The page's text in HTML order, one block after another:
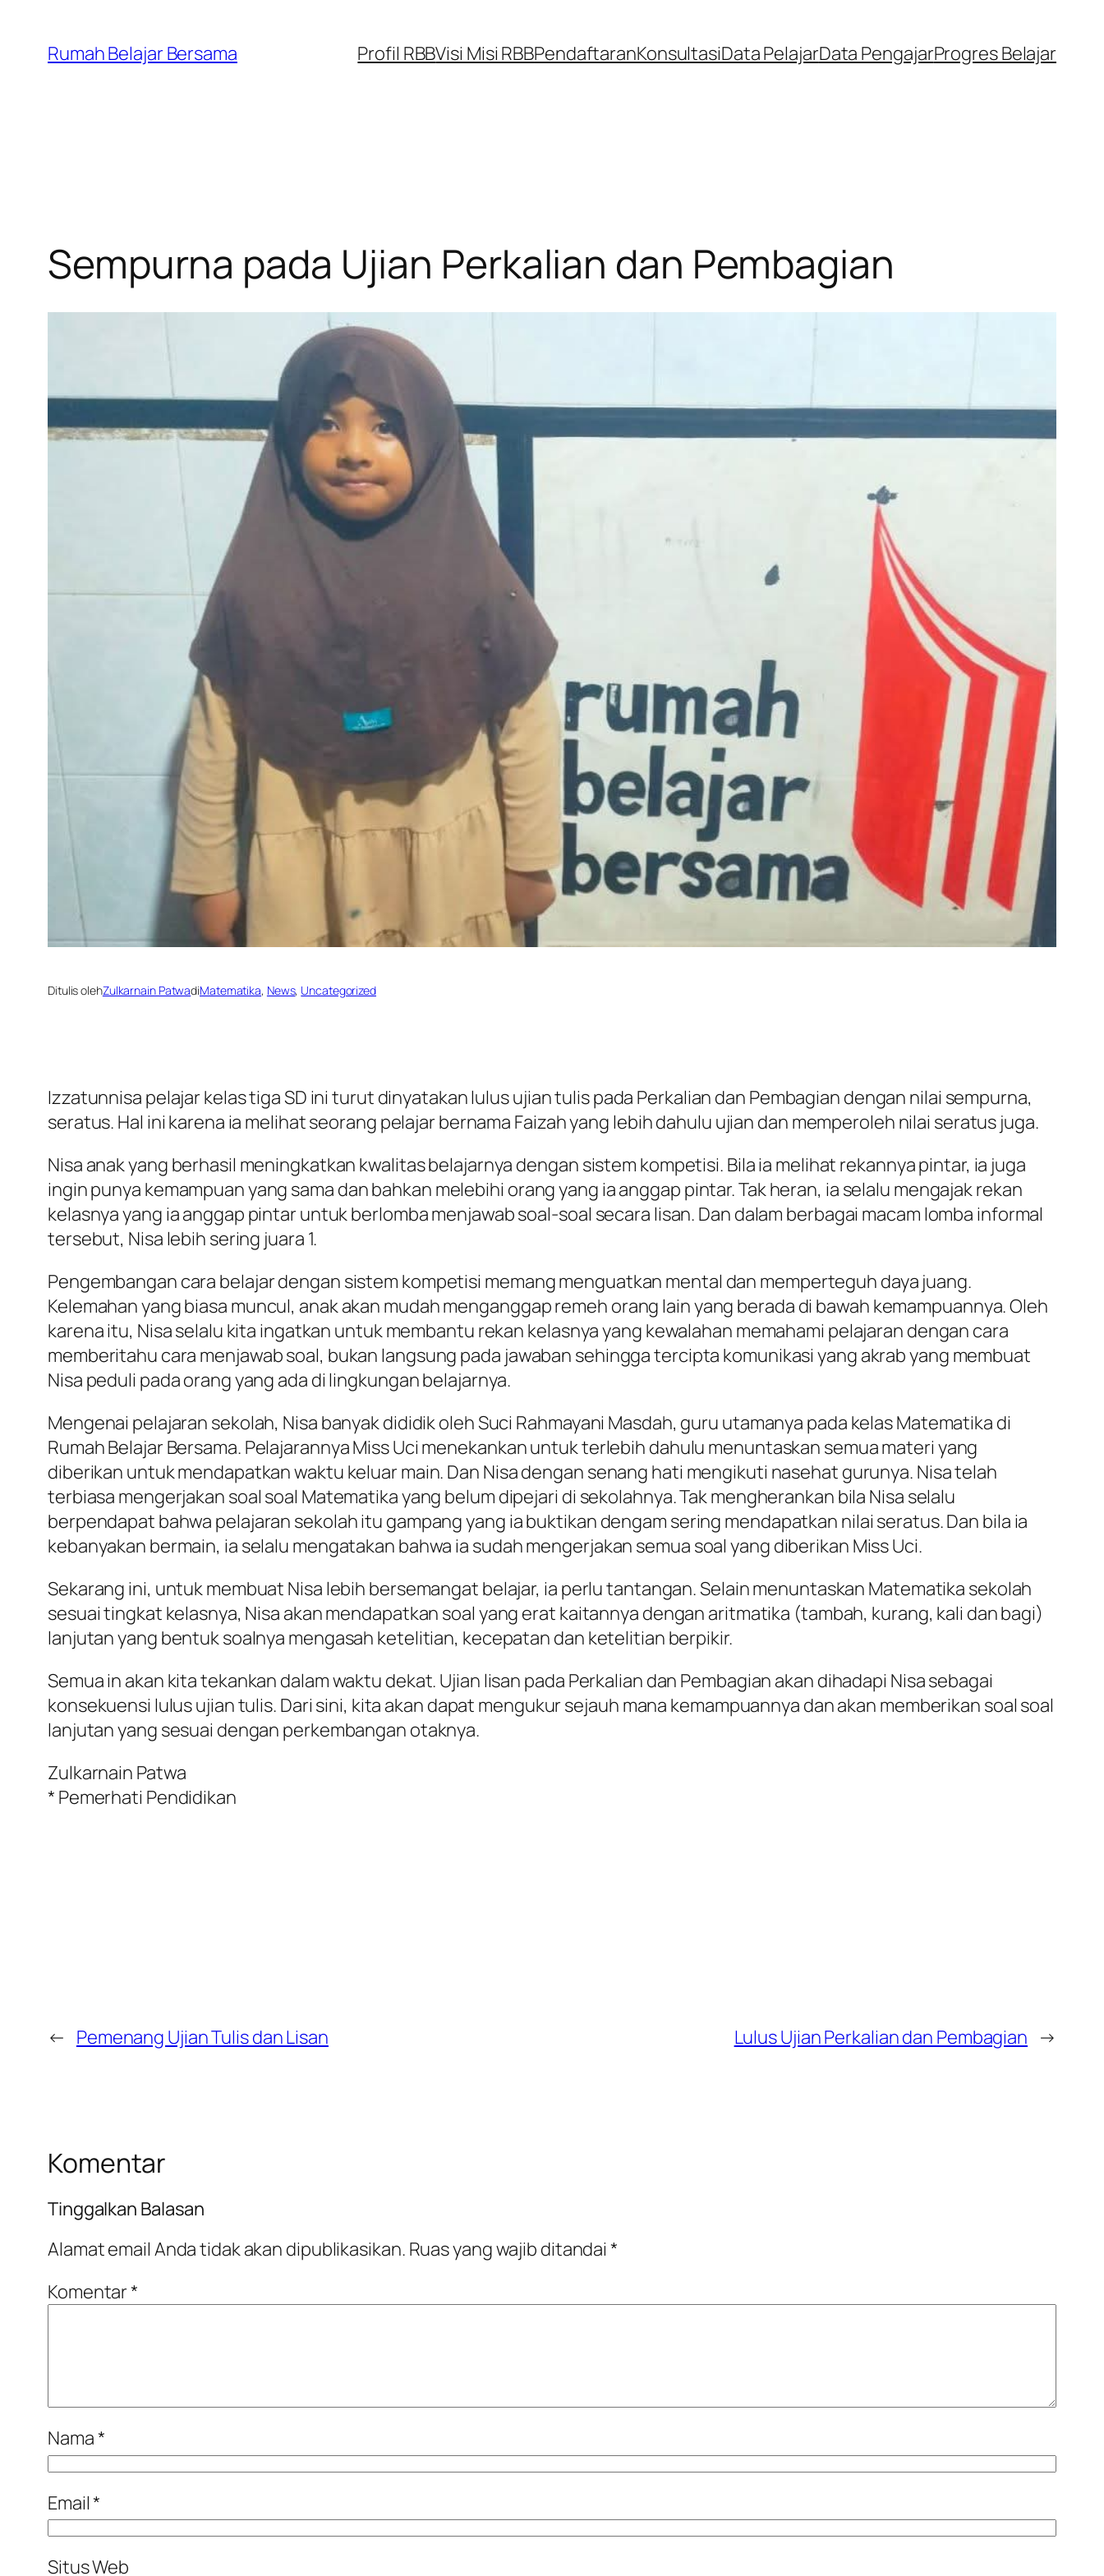
konten
Rumah Belajar Bersama Profil RBBVisi Misi RBBPendaftaranKonsultasiData PelajarData PengajarProgres Belajar
Sempurna pada Ujian Perkalian dan Pembagian
Ditulis olehZulkarnain PatwadiMatematika, News, Uncategorized
Izzatunnisa pelajar kelas tiga SD ini turut dinyatakan lulus ujian tulis pada Perkalian dan Pembagian dengan nilai sempurna,
seratus. Hal ini karena ia melihat seorang pelajar bernama Faizah yang lebih dahulu ujian dan memperoleh nilai seratus juga.
Nisa anak yang berhasil meningkatkan kwalitas belajarnya dengan sistem kompetisi. Bila ia melihat rekannya pintar, ia juga
ingin punya kemampuan yang sama dan bahkan melebihi orang yang ia anggap pintar. Tak heran, ia selalu mengajak rekan
kelasnya yang ia anggap pintar untuk berlomba menjawab soal-soal secara lisan. Dan dalam berbagai macam lomba informal
tersebut, Nisa lebih sering juara 1.
Pengembangan cara belajar dengan sistem kompetisi memang menguatkan mental dan memperteguh daya juang.
Kelemahan yang biasa muncul, anak akan mudah menganggap remeh orang lain yang berada di bawah kemampuannya. Oleh
karena itu, Nisa selalu kita ingatkan untuk membantu rekan kelasnya yang kewalahan memahami pelajaran dengan cara
memberitahu cara menjawab soal, bukan langsung pada jawaban sehingga tercipta komunikasi yang akrab yang membuat
Nisa peduli pada orang yang ada di lingkungan belajarnya.
Mengenai pelajaran sekolah, Nisa banyak dididik oleh Suci Rahmayani Masdah, guru utamanya pada kelas Matematika di
Rumah Belajar Bersama. Pelajarannya Miss Uci menekankan untuk terlebih dahulu menuntaskan semua materi yang
diberikan untuk mendapatkan waktu keluar main. Dan Nisa dengan senang hati mengikuti nasehat gurunya. Nisa telah
terbiasa mengerjakan soal soal Matematika yang belum dipejari di sekolahnya. Tak mengherankan bila Nisa selalu
berpendapat bahwa pelajaran sekolah itu gampang yang ia buktikan dengam sering mendapatkan nilai seratus. Dan bila ia
kebanyakan bermain, ia selalu mengatakan bahwa ia sudah mengerjakan semua soal yang diberikan Miss Uci.
Sekarang ini, untuk membuat Nisa lebih bersemangat belajar, ia perlu tantangan. Selain menuntaskan Matematika sekolah
sesuai tingkat kelasnya, Nisa akan mendapatkan soal yang erat kaitannya dengan aritmatika (tambah, kurang, kali dan bagi)
lanjutan yang bentuk soalnya mengasah ketelitian, kecepatan dan ketelitian berpikir.
Semua in akan kita tekankan dalam waktu dekat. Ujian lisan pada Perkalian dan Pembagian akan dihadapi Nisa sebagai
konsekuensi lulus ujian tulis. Dari sini, kita akan dapat mengukur sejauh mana kemampuannya dan akan memberikan soal soal
lanjutan yang sesuai dengan perkembangan otaknya.
Zulkarnain Patwa
* Pemerhati Pendidikan
← Pemenang Ujian Tulis dan Lisan Lulus Ujian Perkalian dan Pembagian →
Komentar
Tinggalkan Balasan
Alamat email Anda tidak akan dipublikasikan. Ruas yang wajib ditandai*
Komentar*
Nama*
Email*
Situs Web